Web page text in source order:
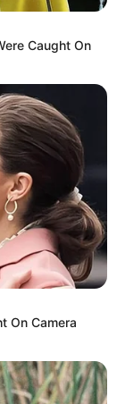
Caught On
On Camera